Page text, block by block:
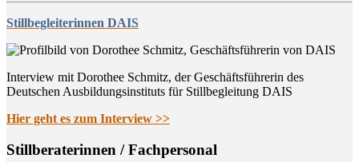
Stillbegleiterinnen DAIS
Interview mit Dorothee Schmitz, der Geschäftsführerin des
Deutschen Ausbildungsinstituts für Stillbegleitung DAIS
Hier geht es zum Interview >>
Still­be­ra­te­rin­nen / Fachpersonal